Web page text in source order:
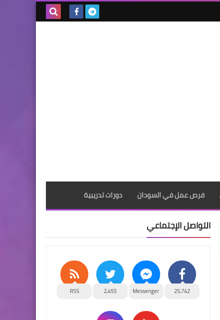
فرص عمل في السودان دورات تدريبية
التواصل الإجتماعي
25,742
Messenger
2,455
RSS